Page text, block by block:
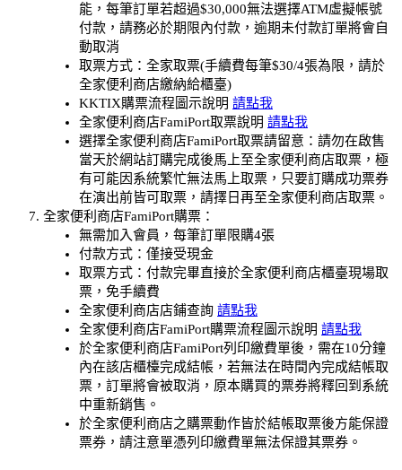
能，每筆訂單若超過$30,000無法選擇ATM虛擬帳號
付款，請務必於期限內付款，逾期未付款訂單將會自
動取消
取票方式：全家取票(手續費每筆$30/4張為限，請於
全家便利商店繳納給櫃臺)
KKTIX購票流程圖示說明 請點我
全家便利商店FamiPort取票說明 請點我
選擇全家便利商店FamiPort取票請留意：請勿在啟售
當天於網站訂購完成後馬上至全家便利商店取票，極
有可能因系統繁忙無法馬上取票，只要訂購成功票券
在演出前皆可取票，請擇日再至全家便利商店取票。
全家便利商店FamiPort購票：
無需加入會員，每筆訂單限購4張
付款方式：僅接受現金
取票方式：付款完畢直接於全家便利商店櫃臺現場取
票，免手續費
全家便利商店店鋪查詢 請點我
全家便利商店FamiPort購票流程圖示說明 請點我
於全家便利商店FamiPort列印繳費單後，需在10分鐘
內在該店櫃檯完成結帳，若無法在時間內完成結帳取
票，訂單將會被取消，原本購買的票券將釋回到系統
中重新銷售。
於全家便利商店之購票動作皆於結帳取票後方能保證
票券，請注意單憑列印繳費單無法保證其票券。